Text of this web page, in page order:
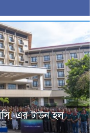
এর টাউন হল